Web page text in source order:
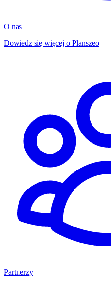
O nas
Dowiedz się więcej o Planszeo
Partnerzy